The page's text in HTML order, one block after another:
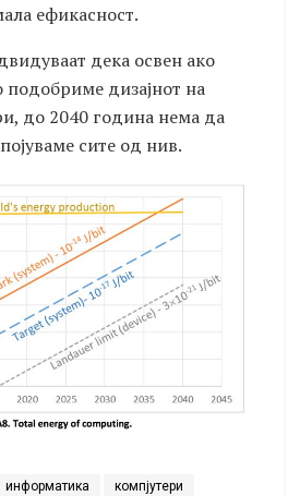
ефикасност.
дека освен ако
подобриме дизајнот на
до 2040 година нема да
сите од нив.
информатика компјутери